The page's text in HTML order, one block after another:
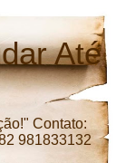
Até
Contato:
981833132